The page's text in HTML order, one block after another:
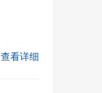
查看详细